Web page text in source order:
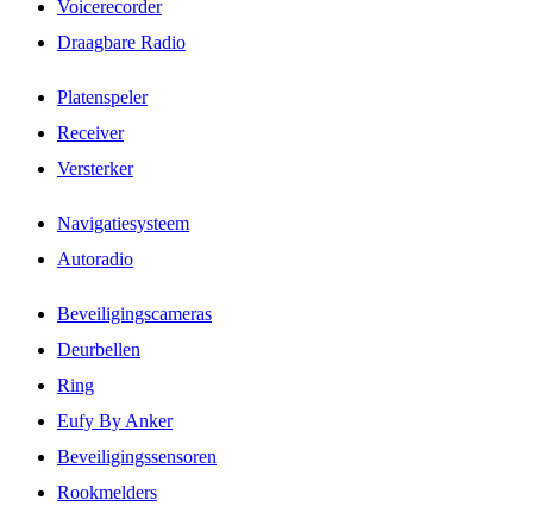
Voicerecorder
Draagbare Radio
Platenspeler
Receiver
Versterker
Navigatiesysteem
Autoradio
Beveiligingscameras
Deurbellen
Ring
Eufy By Anker
Beveiligingssensoren
Rookmelders